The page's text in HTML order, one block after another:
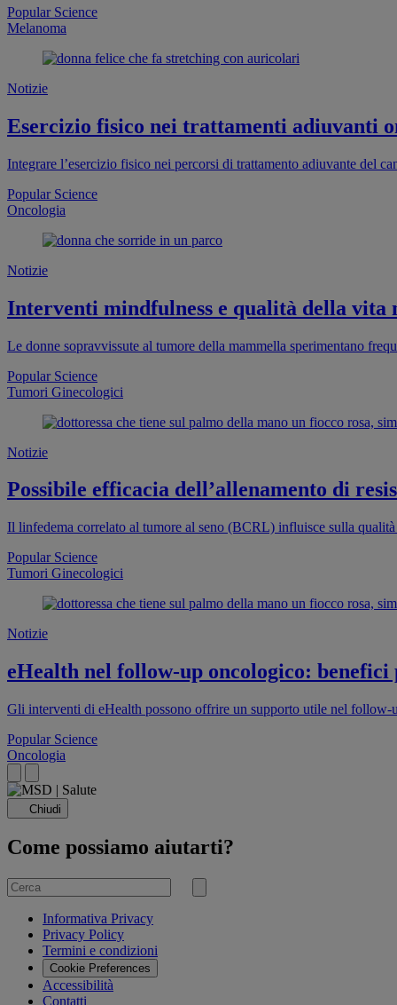
Popular Science
Melanoma
Notizie
Esercizio fisico nei trattamenti adiuvanti
Integrare l’esercizio fisico nei percorsi di trattamento adiuvante del
Popular Science
Oncologia
Notizie
Interventi mindfulness e qualità della vita
Le donne sopravvissute al tumore della mammella sperimentano
Popular Science
Tumori Ginecologici
Notizie
Possibile efficacia dell’allenamento di
Il linfedema correlato al tumore al seno (BCRL) influisce sulla
Popular Science
Tumori Ginecologici
Notizie
eHealth nel follow-up oncologico:
Gli interventi di eHealth possono offrire un supporto utile nel
Popular Science
Oncologia
Chiudi
Come possiamo aiutarti?
Cerca
per
Invia
Informativa Privacy
Privacy Policy
Termini e condizioni
Cookie Preferences
Accessibilità
Contatti